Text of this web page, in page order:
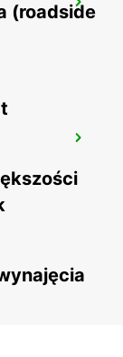
(roadside